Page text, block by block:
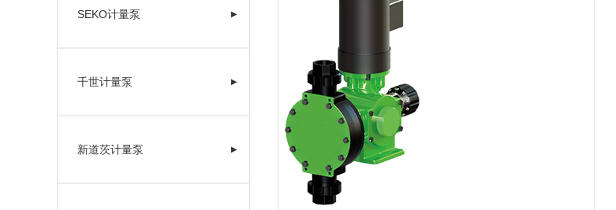
SEKO计量泵 ▶
千世计量泵 ▶
新道茨计量泵 ▶